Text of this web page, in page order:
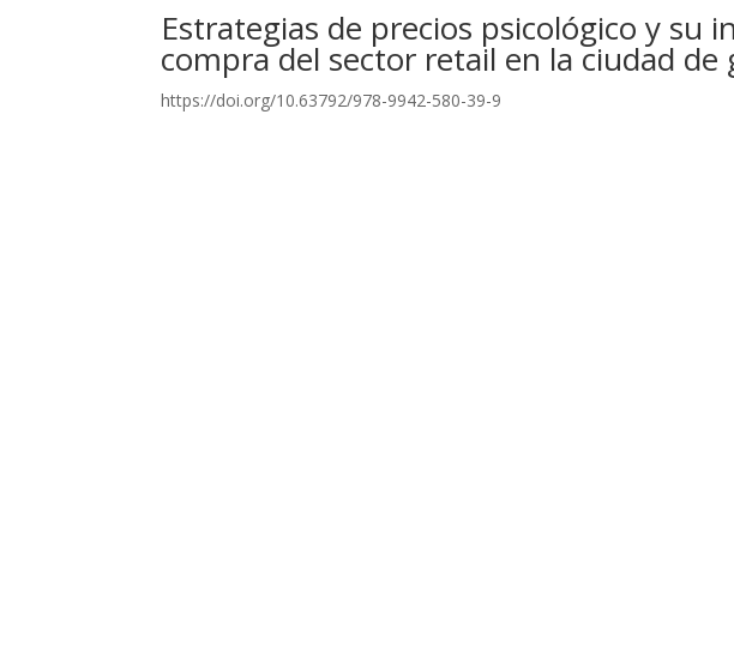
Estrategias de precios psicológico y su
compra del sector retail en la ciudad de
https://doi.org/10.63792/978-9942-580-39-9